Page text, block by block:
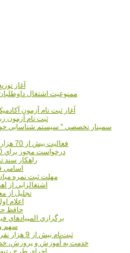
آغاز
ممنوعيت اشتغال
آغاز ثبت نام آزمون
ثبت نام آزمون
سمينار تخصصي " سيستم شناسايي
فعاليت بيش از 70 هزار عضو هيات علمي در دانشگاه آزاد
درخواست مجوز براي 150 رشته ارشد علوم پزشکي آزاد
40 راهکار
اسامي
مهلت ثبت نمره میان
اشتغالزايي از
تجليل از
اعلام
حافظ
برگزاري
سهم
ثبت‌نام بيش از 9 هزار نفر در آزمون کارداني فني و حرفه‌اي
خدمت به آموزش و پرورش،
اجراي طرح